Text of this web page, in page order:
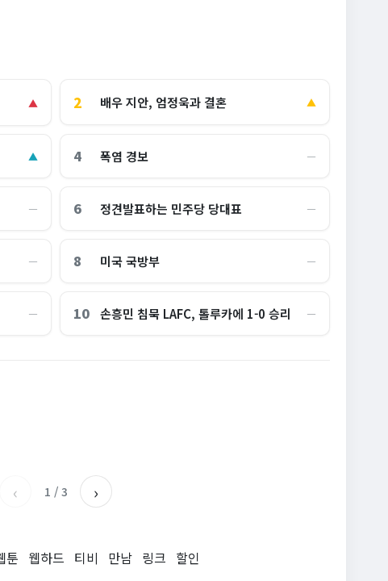
▲ 2 배우 지안, 엄정욱과 결혼 ▲
▲ 4 폭염 경보 ―
― 6 정견발표하는 민주당 당대표 ―
― 8 미국 국방부 ―
― 10 손흥민 침묵 LAFC, 톨루카에 1-0 승리 ―
냐!"
쏟아
위는
‹ 1 / 3 ›
툰 웹하드 티비 만남 링크 할인